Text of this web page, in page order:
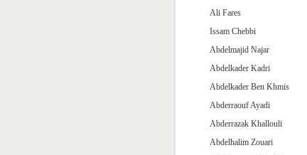
Ali Fares
Issam Chebbi
Abdelmajid Najar
Abdelkader Kadri
Abdelkader Ben Khmis
Abderraouf Ayadi
Abderrazak Khallouli
Abdelhalim Zouari